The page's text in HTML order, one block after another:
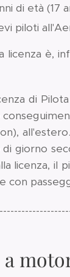
di età (17
piloti
licenza è,
di
giorno
licenza,
con